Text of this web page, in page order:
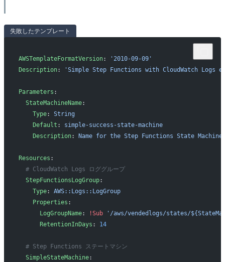
失敗したテンプレート
AWSTemplateFormatVersion:
'2010-09-09'
Description: 'Simple Step Functions with CloudWatch Logs
Parameters :
  StateMachineName
:
    Type
: String
    Default
: simple-success-state-machine
    Description
: Name for the Step Functions State Machine
Resources :
  # CloudWatch Logs ロググループ
  StepFunctionsLogGroup
:
    Type
: AWS::Logs::LogGroup
    Properties
:
      LogGroupName
: !Sub '/aws/vendedlogs/states/
      RetentionInDays
: 14
  # Step Functions ステートマシン
  SimpleStateMachine
: